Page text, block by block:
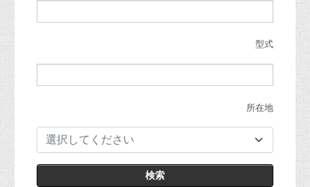
型式
所在地
選択してください